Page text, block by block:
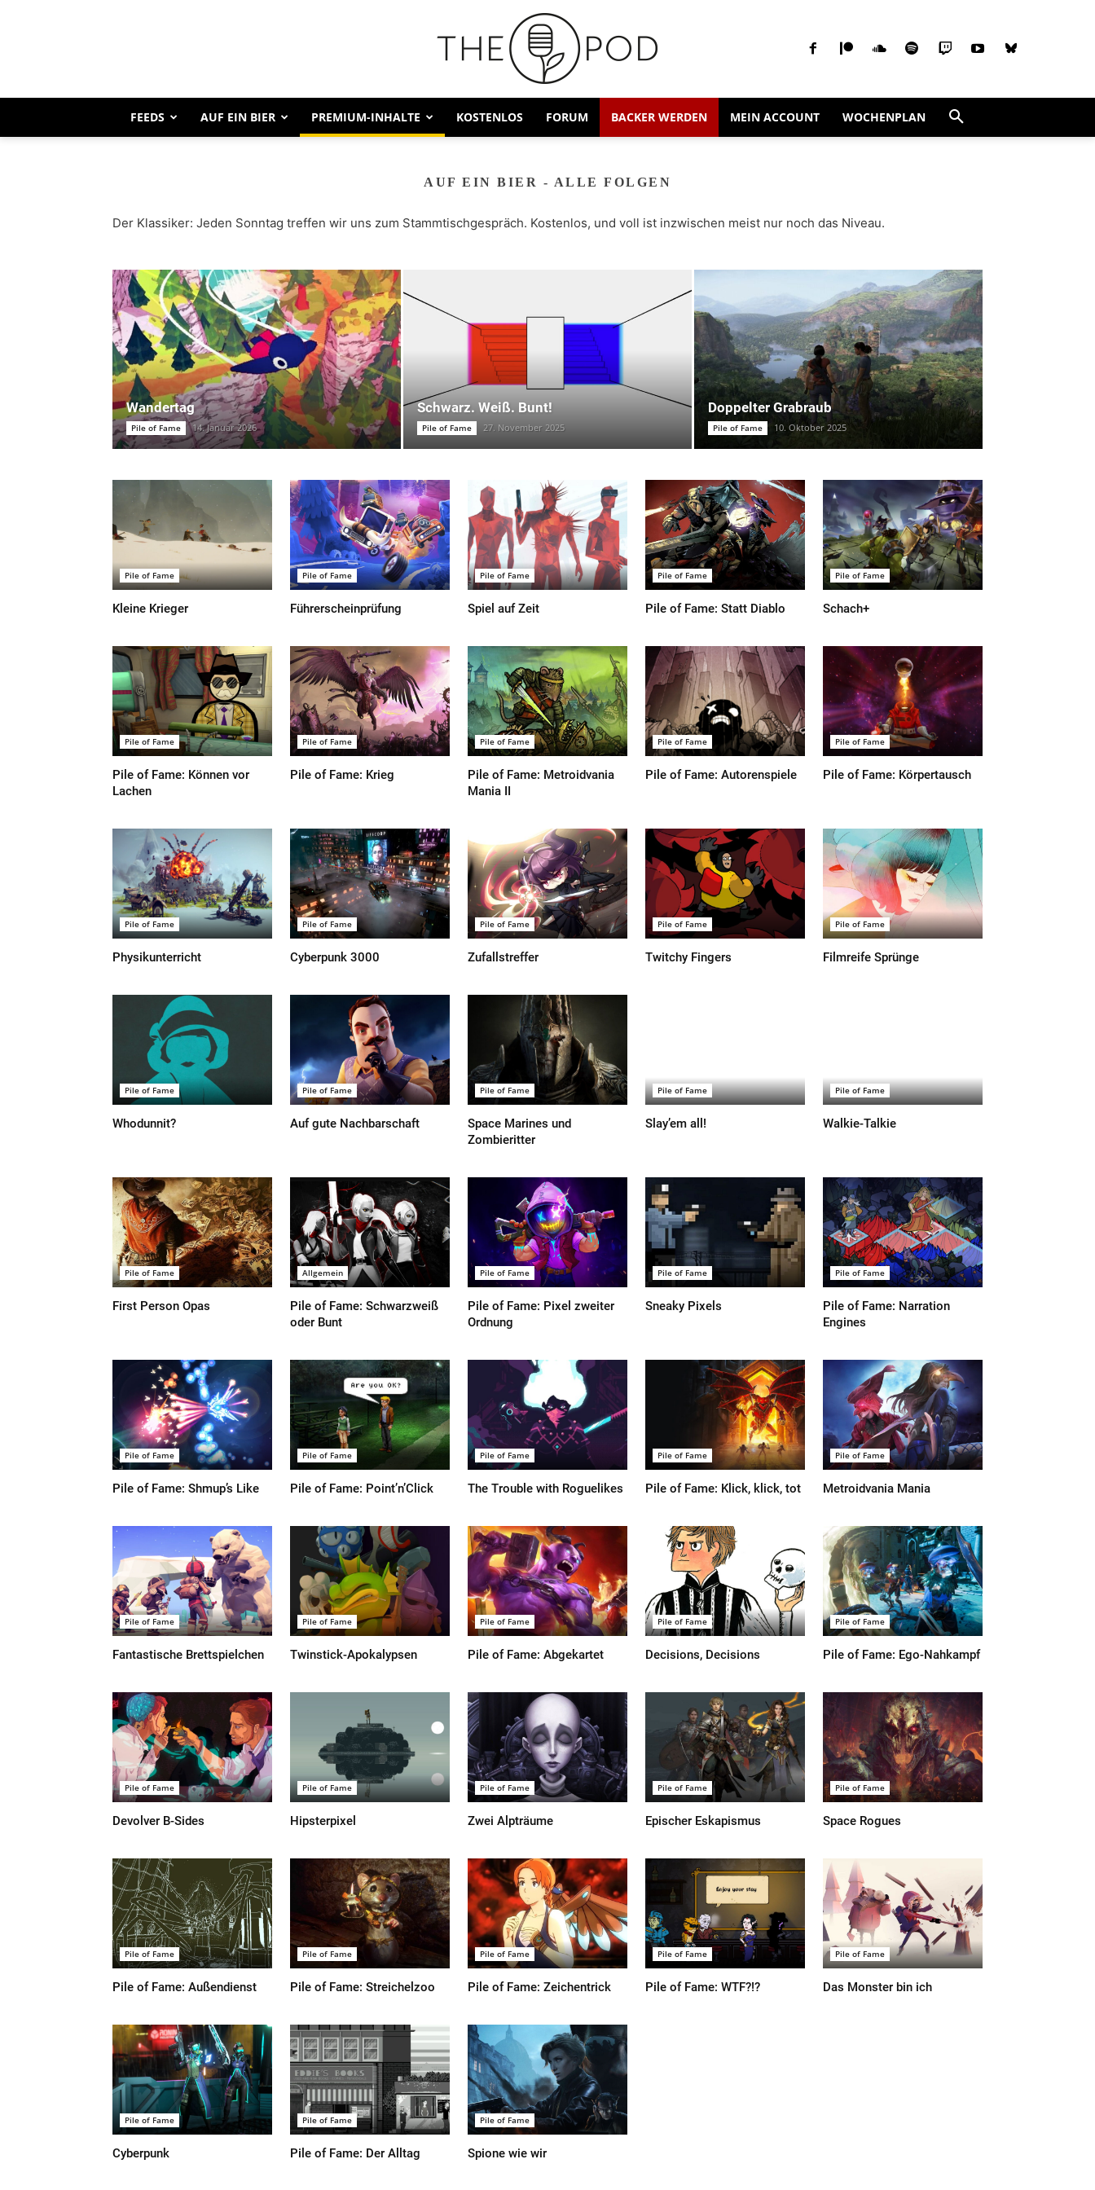
FEEDS AUF EIN BIER PREMIUM-INHALTE KOSTENLOS FORUM BACKER WERDEN MEIN ACCOUNT WOCHENPLAN
AUF EIN BIER - ALLE FOLGEN
Der Klassiker: Jeden Sonntag treffen wir uns zum Stammtischgespräch. Kostenlos, und voll ist inzwischen meist nur noch das Niveau.
Wandertag
Pile of Fame 14. Januar 2026
Schwarz. Weiß. Bunt!
Pile of Fame 27. November 2025
Doppelter Grabraub
Pile of Fame 10. Oktober 2025
Pile of Fame
Kleine Krieger
Pile of Fame
Führerscheinprüfung
Pile of Fame
Spiel auf Zeit
Pile of Fame
Pile of Fame: Statt Diablo
Pile of Fame
Schach+
Pile of Fame
Pile of Fame: Können vor
Lachen
Pile of Fame
Pile of Fame: Krieg
Pile of Fame
Pile of Fame: Metroidvania
Mania II
Pile of Fame
Pile of Fame: Autorenspiele
Pile of Fame
Pile of Fame: Körpertausch
Pile of Fame
Physikunterricht
Pile of Fame
Cyberpunk 3000
Pile of Fame
Zufallstreffer
Pile of Fame
Twitchy Fingers
Pile of Fame
Filmreife Sprünge
Pile of Fame
Whodunnit?
Pile of Fame
Auf gute Nachbarschaft
Pile of Fame
Space Marines und
Zombieritter
Pile of Fame
Slay’em all!
Pile of Fame
Walkie-Talkie
Pile of Fame
First Person Opas
Allgemein
Pile of Fame: Schwarzweiß
oder Bunt
Pile of Fame
Pile of Fame: Pixel zweiter
Ordnung
Pile of Fame
Sneaky Pixels
Pile of Fame
Pile of Fame: Narration
Engines
Pile of Fame
Pile of Fame: Shmup’s Like
Pile of Fame
Pile of Fame: Point’n’Click
Pile of Fame
The Trouble with Roguelikes
Pile of Fame
Pile of Fame: Klick, klick, tot
Pile of Fame
Metroidvania Mania
Pile of Fame
Fantastische Brettspielchen
Pile of Fame
Twinstick-Apokalypsen
Pile of Fame
Pile of Fame: Abgekartet
Pile of Fame
Decisions, Decisions
Pile of Fame
Pile of Fame: Ego-Nahkampf
Pile of Fame
Devolver B-Sides
Pile of Fame
Hipsterpixel
Pile of Fame
Zwei Alpträume
Pile of Fame
Epischer Eskapismus
Pile of Fame
Space Rogues
Pile of Fame
Pile of Fame: Außendienst
Pile of Fame
Pile of Fame: Streichelzoo
Pile of Fame
Pile of Fame: Zeichentrick
Pile of Fame
Pile of Fame: WTF?!?
Pile of Fame
Das Monster bin ich
Pile of Fame
Cyberpunk
Pile of Fame
Pile of Fame: Der Alltag
Pile of Fame
Spione wie wir